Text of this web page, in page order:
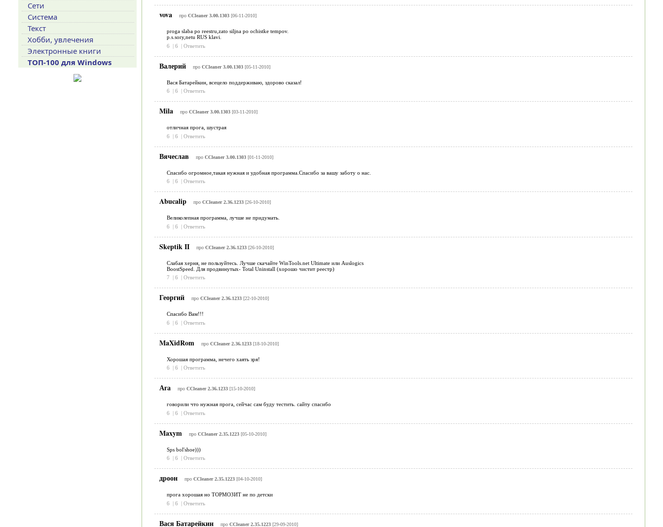
vova про CCleaner 3.00.1303[06-11-2010]
proga slaba po reestru,zato siljna po ochistke tempov.
p.s.sory,netu RUS klavi.
6
| 6 | Ответить
Валерий про CCleaner 3.00.1303[05-11-2010]
Вася Батарейкин, всецело поддерживаю, здорово сказал!
6
| 6 | Ответить
Mila про CCleaner 3.00.1303[03-11-2010]
отличная прога, шустрая
6
| 6 | Ответить
Вячеслав про CCleaner 3.00.1303[01-11-2010]
Спасибо огромное,такая нужная и удобная программа.Спасибо за вашу заботу о нас.
6
| 6 | Ответить
Abucalip про CCleaner 2.36.1233[26-10-2010]
Великолепная программа, лучше не придумать.
6
| 6 | Ответить
Skeptik II про CCleaner 2.36.1233[26-10-2010]
Слабая херня, не пользуйтесь. Лучше скачайте WinTools.net Ultimate или Auslogics
BoostSpeed. Для продвинутых- Total Uninstall (хорошо чистит реестр)
7
| 6 | Ответить
Георгий про CCleaner 2.36.1233[22-10-2010]
Спасибо Вам!!!
6
| 6 | Ответить
MaXidRom про CCleaner 2.36.1233[18-10-2010]
Хорошая программа, нечего хаять зря!
6
| 6 | Ответить
Ага про CCleaner 2.36.1233[15-10-2010]
говорили что нужная прога, сейчас сам буду тестить. сайту спасибо
6
| 6 | Ответить
Maxym про CCleaner 2.35.1223[05-10-2010]
Sps bol'shoe)))
6
| 6 | Ответить
дроон про CCleaner 2.35.1223[04-10-2010]
прога хорошая но ТОРМОЗИТ не по детски
6
| 6 | Ответить
Вася Батарейкин про CCleaner 2.35.1223[29-09-2010]
Сети
Система
Текст
Хобби, увлечения
Электронные книги
ТОП-100 для Windows